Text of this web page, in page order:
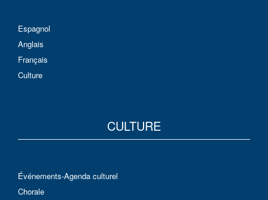
Espagnol
Anglais
Français
Culture
CULTURE
Événements-Agenda culturel
Chorale